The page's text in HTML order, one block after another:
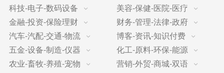
科技-电子-数码设备
美容-保健-医院-医疗
金融-投资-保险理财
财务-管理-法律-政府
汽车-汽配-交通-物流
博客-资讯-知识付费
五金-设备-制造-仪器
化工-原料-环保-能源
农业-畜牧-养殖-宠物
营销-外贸-商城-双语